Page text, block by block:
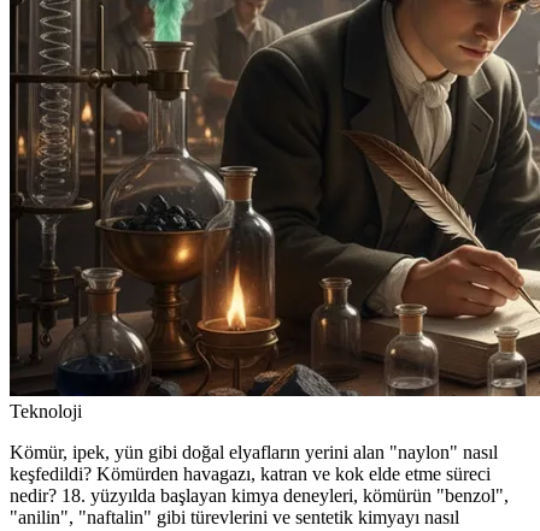
Teknoloji
Kömür, ipek, yün gibi doğal elyafların yerini alan "naylon" nasıl
keşfedildi? Kömürden havagazı, katran ve kok elde etme süreci
nedir? 18. yüzyılda başlayan kimya deneyleri, kömürün "benzol",
"anilin", "naftalin" gibi türevlerini ve sentetik kimyayı nasıl